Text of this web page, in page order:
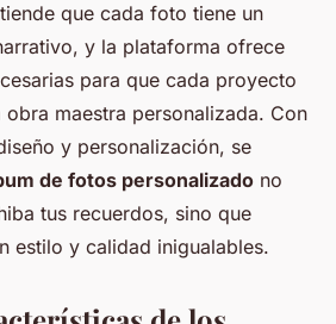
que cada foto tiene un
y la plataforma ofrece
para que cada proyecto
obra maestra personalizada. Con
y personalización, se
de fotos personalizado no
tus recuerdos, sino que
estilo y calidad inigualables.